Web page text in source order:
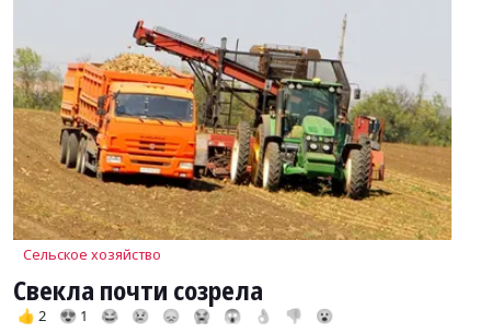
Сельское хозяйство
Свекла почти созрела
👍 2 😍 1 😂 😢 😞 😭 😱 👌 👎 😮